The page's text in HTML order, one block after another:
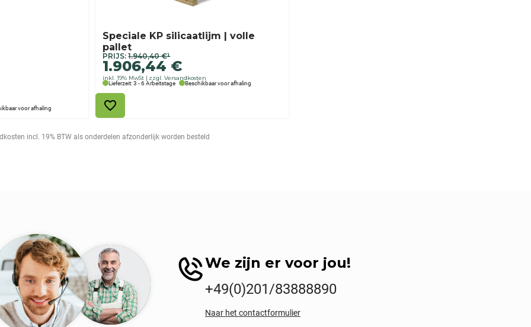
voor afhaling
Speciale KP silicaatlijm | volle
pallet
PRIJS: 1.940,40€¹
Ursprünglicher
Preis
war:
1.940,40 €
1.906,44 €
Aktueller
Preis
ist:
1.906,44 €.
inkl. 19% MwSt zzgl. Versandkosten
Lieferzeit: 3 - 6 Arbeitstage Beschikbaar voor afhaling
incl. 19% BTW als onderdelen afzonderlijk worden besteld
We zijn er voor jou!
+49(0)201/83888890
Naar het contactformulier